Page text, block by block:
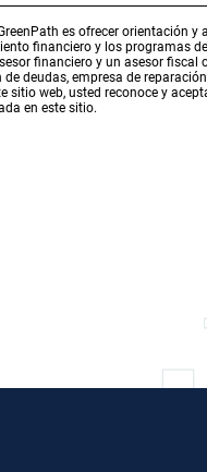
es ofrecer orientación y
financiero y los programas
financiero y un asesor fiscal
deudas, empresa de
web, usted reconoce y
en este sitio.